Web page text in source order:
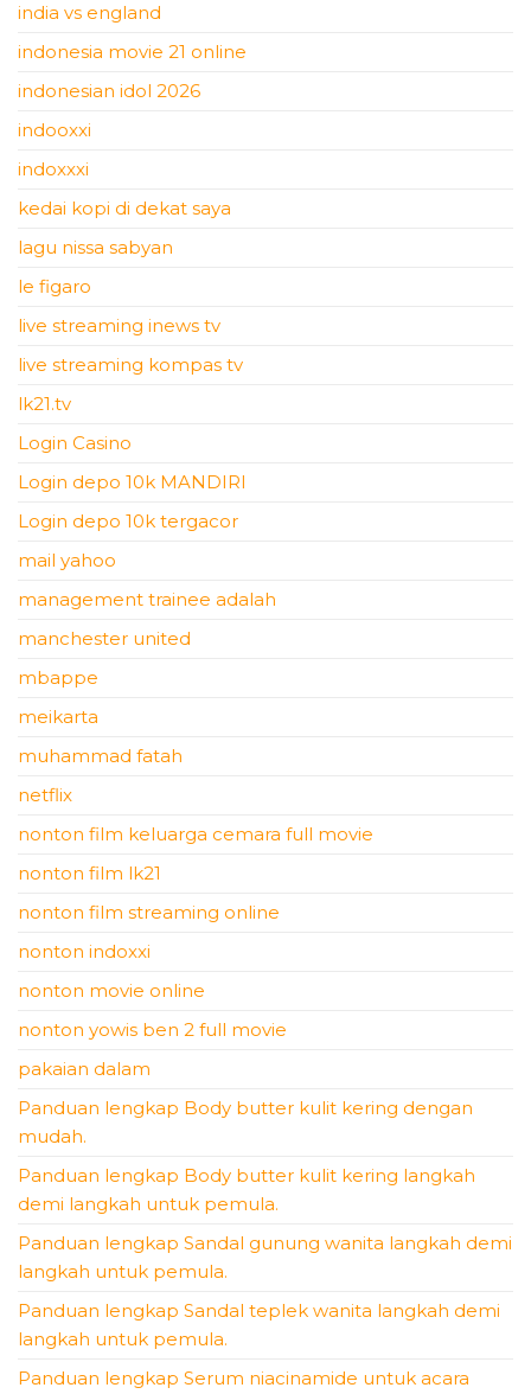
india vs england
indonesia movie 21 online
indonesian idol 2026
indooxxi
indoxxxi
kedai kopi di dekat saya
lagu nissa sabyan
le figaro
live streaming inews tv
live streaming kompas tv
lk21.tv
Login Casino
Login depo 10k MANDIRI
Login depo 10k tergacor
mail yahoo
management trainee adalah
manchester united
mbappe
meikarta
muhammad fatah
netflix
nonton film keluarga cemara full movie
nonton film lk21
nonton film streaming online
nonton indoxxi
nonton movie online
nonton yowis ben 2 full movie
pakaian dalam
Panduan lengkap Body butter kulit kering dengan
mudah.
Panduan lengkap Body butter kulit kering langkah
demi langkah untuk pemula.
Panduan lengkap Sandal gunung wanita langkah demi
langkah untuk pemula.
Panduan lengkap Sandal teplek wanita langkah demi
langkah untuk pemula.
Panduan lengkap Serum niacinamide untuk acara